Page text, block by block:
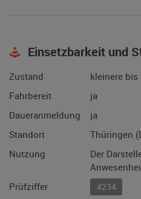
Einsetzbarkeit und
Zustand
kleinere bis
Fahrbereit
ja
Daueranmeldung
ja
Standort
Thüringen
Nutzung
Der
Prüfziffer
4234